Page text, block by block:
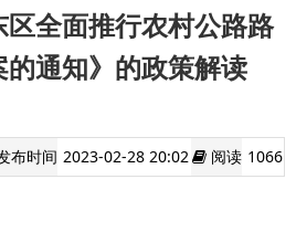
区全面推行农村公路路
通知》的政策解读
布时间 2023-02-28 20:02 阅读 1066